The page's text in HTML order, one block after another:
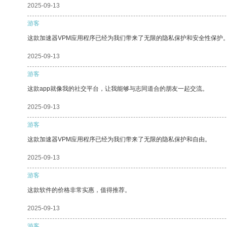
2025-09-13
游客
这款加速器VPM应用程序已经为我们带来了无限的隐私保护和安全性保护
2025-09-13
游客
这款app就像我的社交平台，让我能够与志同道合的朋友一起交流。
2025-09-13
游客
这款加速器VPM应用程序已经为我们带来了无限的隐私保护和自由。
2025-09-13
游客
这款软件的价格非常实惠，值得推荐。
2025-09-13